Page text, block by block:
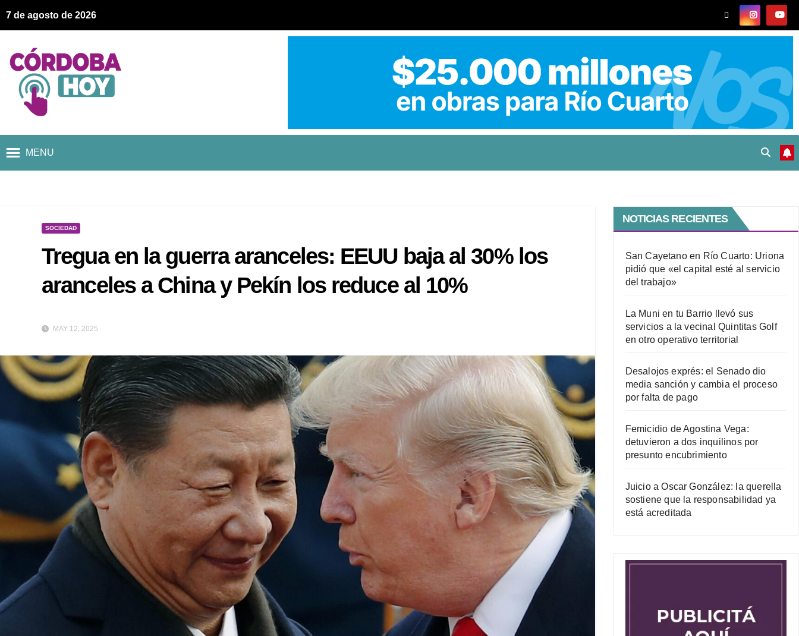
7 de agosto de 2026
MENU
SOCIEDAD
Tregua en la guerra aranceles: EEUU baja al 30% los
aranceles a China y Pekín los reduce al 10%
MAY 12, 2025
NOTICIAS RECIENTES
San Cayetano en Río Cuarto: Uriona
pidió que «el capital esté al servicio
del trabajo»
La Muni en tu Barrio llevó sus
servicios a la vecinal Quintitas Golf
en otro operativo territorial
Desalojos exprés: el Senado dio
media sanción y cambia el proceso
por falta de pago
Femicidio de Agostina Vega:
detuvieron a dos inquilinos por
presunto encubrimiento
Juicio a Oscar González: la querella
sostiene que la responsabilidad ya
está acreditada